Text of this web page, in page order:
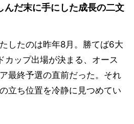
んだ末に手にした成長の二文
したのは昨年8月。勝てば6大
カップ出場が決まる、オース
最終予選の直前だった。それ
立ち位置を冷静に見つめてい